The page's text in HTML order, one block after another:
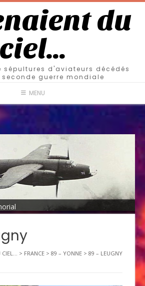
du
ciel…
sépultures d'aviateurs décédés
guerre mondiale
MENU
> FRANCE > 89 – YONNE > 89 – LEUGNY